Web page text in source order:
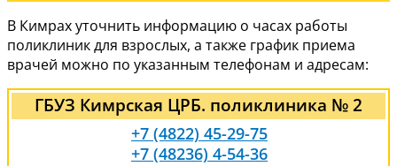
В Кимрах уточнить информацию о часах работы
поликлиник для взрослых, а также график приема
врачей можно по указанным телефонам и адресам:
ГБУЗ Кимрская ЦРБ. поликлиника № 2
+7 (4822) 45-29-75
+7 (48236) 4-54-36